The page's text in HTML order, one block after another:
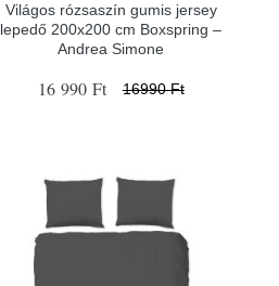
Világos rózsaszín gumis jersey
lepedő 200x200 cm Boxspring –
Andrea Simone
16 990 Ft 16990 Ft